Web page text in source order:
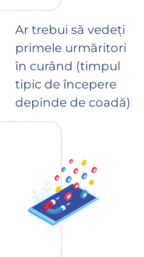
Ar trebui să vedeți
primele urmăritori
în curând (timpul
tipic de începere
depinde de coadă)